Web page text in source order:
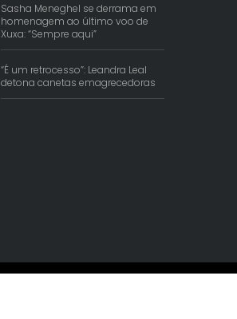
Sasha Meneghel se derrama em
homenagem ao último voo de
Xuxa: “Sempre aqui”
“É um retrocesso”: Leandra Leal
detona canetas emagrecedoras